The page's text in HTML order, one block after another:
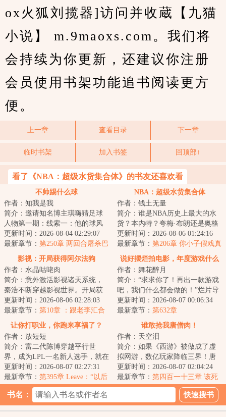
ox火狐刘揽器]访问并收蔵【九猫
小说】 m.9maoxs.com。我们将
会持续为你更新，还建议你注册
会员使用书架功能追书阅读更方
便。
上一章 查看目录 下一章
临时书架 加入书签 回顶部↑
看了《NBA：超级水货集合体》的书友还喜欢看
不帅踢什么球
作者：知我是我
简介：邀请知名博主琪嗨猜足球
人物第一期：线索一：他的球风
非常华丽，极具侵略性的同时观
赏性十足。琪嗨...
更新时间：2026-08-04 02:29:07
最新章节： 第250章 两回合屠杀巴
萨！逸帝十八就做到了梅西二十
六才做到的事竟是…
NBA：超级水货集合体
作者：钱土无量
简介：谁是NBA历史上最大的水
货？本内特？夸梅·布朗还是奥格
沃坎迪？奥登和福尔茨又算不算
水货？但不管...
更新时间：2026-08-06 01:24:16
最新章节： 第206章 你小子假戏真
做，把心里话全说出来了是吧
影视：开局获得阿尔法狗
作者：水晶咕咾肉
简介：意外激活影视诸天系统，
秦浩不断穿越影视世界。开局获
得阿尔法狗，拥有强大的计算能
力跟记忆力，关...
更新时间：2026-08-06 02:28:03
最新章节： 第10章 ：跟老李汇合
说好摆烂拍电影，年度游戏什么
作者：舞花醉月
简介：“求求你了！再出一款游戏
吧，我们什么都会做的！”烂片导
演陆凡，觉醒电影制作系统，却
穿越到文化...
更新时间：2026-08-07 00:06:34
最新章节： 第632章
让你打职业，你跑来享福了？
作者：放短短
简介：富二代陈博穿越平行世
界，成为LPL一名新人选手，就在
陈博一筹莫展准备要过苦日子时
系统出现了。从...
更新时间：2026-08-07 02:27:31
最新章节： 第395章 Leave：“以后
坚决不能给博哥拖后腿了！”
谁敢抢我唐僧肉！
作者：天空泪
简介：如果《西游》被做成了虚
拟网游，数亿玩家降临三界！唐
僧还能取到真经吗？本游戏核心
玩法闯过的劫难...
更新时间：2026-08-07 02:04:24
最新章节： 第四百一十三章 该死
的邪修！
书名：